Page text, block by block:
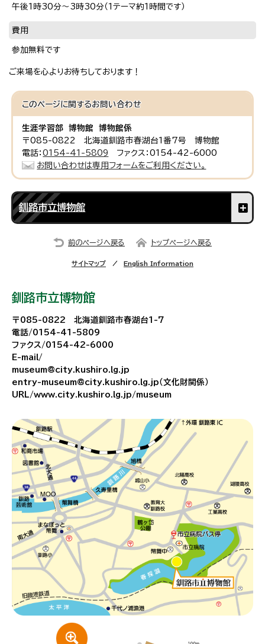
午後1時30分～3時30分（1テーマ約1時間です）
費用
参加無料です
ご来場を心よりお待ちしております！
このページに関するお問い合わせ
生涯学習部 博物館 博物館係
〒085-0822 北海道釧路市春湖台1番7号 博物館
電話：0154-41-5809
ファクス：0154-42-6000
お問い合わせは専用フォームをご利用ください。
釧路市立博物館
前のページへ戻る トップページへ戻る
サイトマップ English Information
釧路市立博物館
〒085-0822 北海道釧路市春湖台1-7
電話/0154-41-5809
ファクス/0154-42-6000
E-mail/
museum@city.kushiro.lg.jp
entry-museum@city.kushiro.lg.jp（文化財関係）
URL/www.city.kushiro.lg.jp/museum